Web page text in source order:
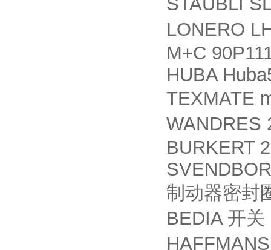
LONERO
M+C
HUBA
TEXMATE
WANDRES
BURKERT
制动器密封
BEDIA 开关